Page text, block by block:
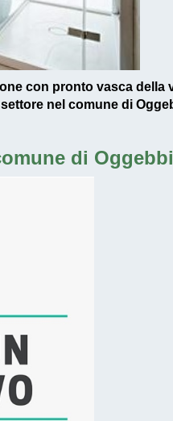
con pronto vasca della
nel comune di
di